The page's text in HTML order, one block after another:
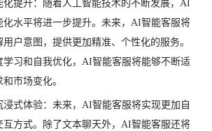
化提升：随着人工智能技术的不断发展，AI
化水平将进一步提升。未来，AI智能客服将
户意图，提供更加精准、个性化的服务。
学习和自我优化，AI智能客服将能够不断适
市场变化。
浸式体验：未来，AI智能客服将实现更加自
互方式。除了文本聊天外，AI智能客服还将